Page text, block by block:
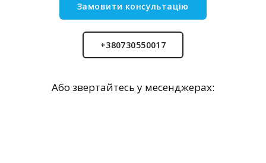
Замовити консультацію
+380730550017
Або звертайтесь у месенджерах: